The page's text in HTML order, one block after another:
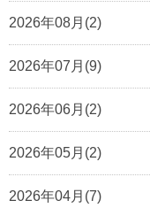
2026年08月(2)
2026年07月(9)
2026年06月(2)
2026年05月(2)
2026年04月(7)